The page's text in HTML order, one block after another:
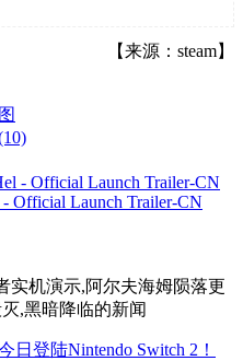
【来源：steam】
Official Launch Trailer-CN
实机演示,阿尔夫海姆陨落更
,黑暗降临的新闻
日登陆Nintendo Switch 2！